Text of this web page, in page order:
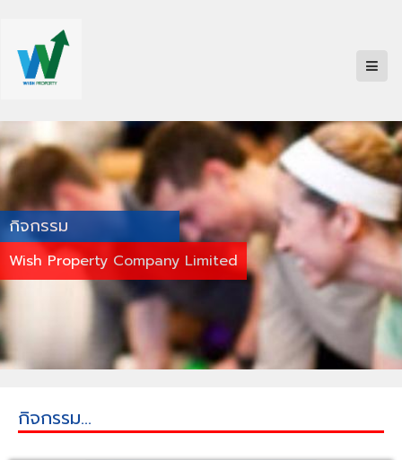
กิจกรรม
Wish Property Company Limited
กิจกรรม...